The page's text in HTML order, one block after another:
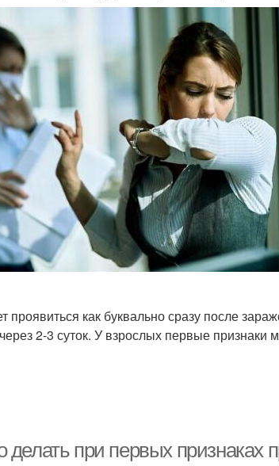
как буквально сразу после
2-3 суток. У взрослых первые признаки
при первых признаках